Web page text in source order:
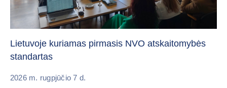
Lietuvoje kuriamas pirmasis NVO atskaitomybės
standartas
2026 m. rugpjūčio 7 d.